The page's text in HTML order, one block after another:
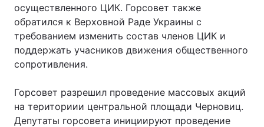
осуществленного ЦИК. Горсовет также
обратился к Верховной Раде Украины с
требованием изменить состав членов ЦИК и
поддержать учасников движения общественного
сопротивления.
Горсовет разрешил проведение массовых акций
на териториии центральной площади Черновиц.
Депутаты горсовета инициируют проведение